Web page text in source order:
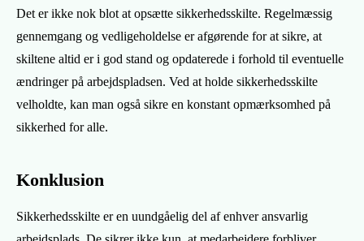
Det er ikke nok blot at opsætte sikkerhedsskilte. Regelmæssig
gennemgang og vedligeholdelse er afgørende for at sikre, at
skiltene altid er i god stand og opdaterede i forhold til eventuelle
ændringer på arbejdspladsen. Ved at holde sikkerhedsskilte
velholdte, kan man også sikre en konstant opmærksomhed på
sikkerhed for alle.
Konklusion
Sikkerhedsskilte er en uundgåelig del af enhver ansvarlig